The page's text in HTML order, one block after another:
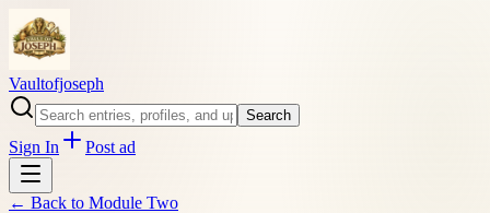
Vaultofjoseph
Search
Sign In Post ad
← Back to Module Two